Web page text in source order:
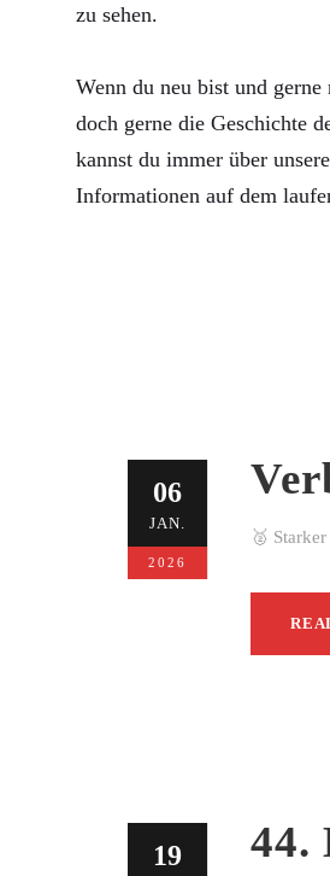
zu sehen.
Wenn du neu bist und gerne
doch gerne die Geschichte
kannst du immer über unsere
Informationen auf dem
06
JAN.
2026
🥈
19 44.